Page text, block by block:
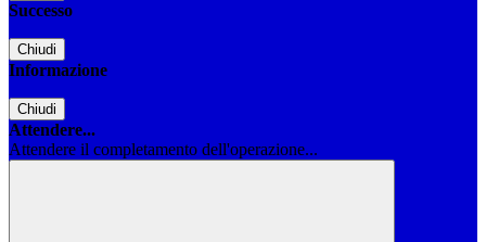
Successo
Chiudi
Informazione
Chiudi
Attendere...
Attendere il completamento dell'operazione...